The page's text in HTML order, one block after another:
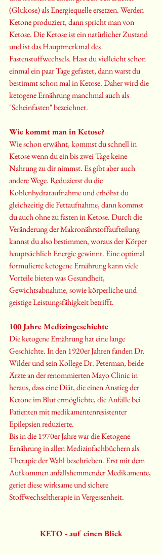
(Glukose) als Energiequelle ersetzen. Werden
Ketone produziert, dann spricht man von
Ketose. Die Ketose ist ein natürlicher Zustand
und ist das Hauptmerkmal des
Fastenstoffwechsels. Hast du vielleicht schon
einmal ein paar Tage gefastet, dann warst du
bestimmt schon mal in Ketose. Daher wird die
ketogene Ernährung manchmal auch als
"Scheinfasten" bezeichnet.
Wie kommt man in Ketose?
Wie schon erwähnt, kommst du schnell in
Ketose wenn du ein bis zwei Tage keine
Nahrung zu dir nimmst. Es gibt aber auch
andere Wege. Reduzierst du die
Kohlenhydrataufnahme und erhöhst du
gleichzeitig die Fettaufnahme, dann kommst
du auch ohne zu fasten in Ketose. Durch die
Veränderung der Makronährstoffaufteilung
kannst du also bestimmen, woraus der Körper
hauptsächlich Energie gewinnt. Eine optimal
formulierte ketogene Ernährung kann viele
Vorteile bieten was Gesundheit,
Gewichtsabnahme, sowie körperliche und
geistige Leistungsfähigkeit betrifft.
100 Jahre Medizingeschichte
Die ketogene Ernährung hat eine lange
Geschichte. In den 1920er Jahren fanden Dr.
Wilder und sein Kollege Dr. Peterman, beide
Ärzte an der renommierten Mayo Clinic in
heraus, dass eine Diät, die einen Anstieg der
Ketone im Blut ermöglichte, die Anfälle bei
Patienten mit medikamentenresistenter
Epilepsien reduzierte.
Bis in die 1970er Jahre war die Ketogene
Ernährung in allen Medizinfachbüchern als
Therapie der Wahl beschrieben. Erst mit dem
Aufkommen anfallshemmender Medikamente,
geriet diese wirksame und sichere
Stoffwechseltherapie in Vergessenheit.
KETO - auf einen Blick